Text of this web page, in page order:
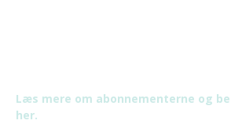
Læs mere om abonnementerne og
her.